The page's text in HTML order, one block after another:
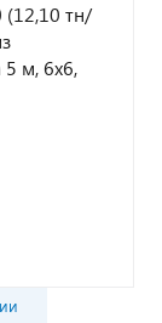
тн/
м, 6х6,